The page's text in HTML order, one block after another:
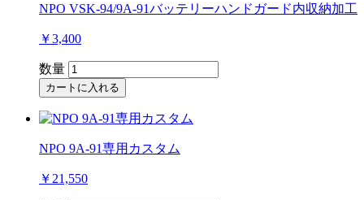
NPO VSK-94/9A-91バッテリーハンドガード内収納加工
￥3,400
数量
カートに入れる
NPO 9A-91専用カスタム
￥21,550